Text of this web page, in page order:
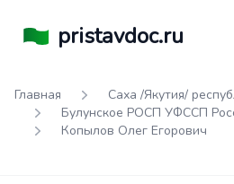
pristavdoc.ru
Главная Саха /Якутия/
Булунское РОСП УФССП
(Якутия)
Копылов Олег Егорович